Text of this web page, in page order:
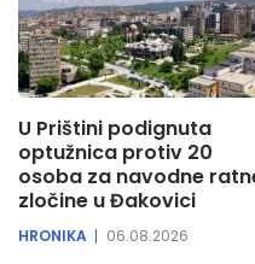
U Prištini podignuta
optužnica protiv 20
osoba za navodne
zločine u Đakovici
HRONIKA 06.08.2026